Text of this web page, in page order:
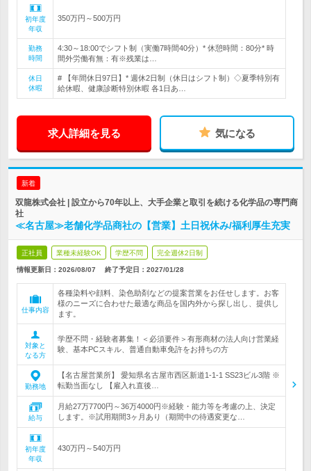
初年度
年収
350万円～500万円
勤務
時間
4:30～18:00でシフト制（実働7時間40分）* 休憩時間：80分* 時
間外労働有無：有※残業は…
休日
休暇
# 【年間休日97日】* 週休2日制（休日はシフト制）◇夏季特別有
給休暇、健康診断特別休暇 各1日あ…
求人詳細を見る 気になる
新着
双龍株式会社 | 設立から70年以上、大手企業と取引を続ける化学品の専門商
社
≪名古屋≫老舗化学品商社の【営業】土日祝休み/福利厚生充実
正社員 業種未経験OK 学歴不問 完全週休2日制
情報更新日：2026/08/07 終了予定日： 2027/01/28
仕事内容
各種染料や顔料、染色助剤などの提案営業をお任せします。お客
様のニーズに合わせた最適な商品を国内外から探し出し、提供し
ます。
対象と
なる方
学歴不問・経験者募集！＜必須要件＞有形商材の法人向け営業経
験、基本PCスキル、普通自動車免許をお持ちの方
勤務地
【名古屋営業所】 愛知県名古屋市西区新道1-1-1 SS23ビル3階 ※
転勤当面なし 【雇入れ直後…
給与
月給27万7700円～36万4000円※経験・能力等を考慮の上、決定
します。※試用期間3ヶ月あり（期間中の待遇変更な…
初年度
年収
430万円～540万円